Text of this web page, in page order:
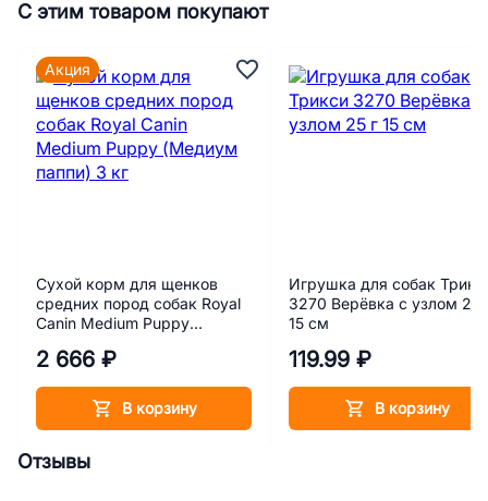
С этим товаром покупают
Сухой корм для щенков
средних пород собак Royal
Canin Medium Puppy
2 666 ₽
В корзину
Акция
Игрушка для собак
3270 Верёвка с узлом 25
15 см
119.99 ₽
В корзину
Отзывы